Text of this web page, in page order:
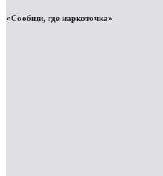
«Сообщи, где наркоточка»